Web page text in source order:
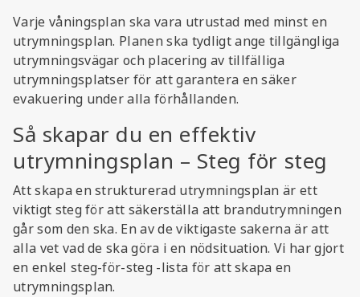
Varje våningsplan ska vara utrustad med minst en
utrymningsplan. Planen ska tydligt ange tillgängliga
utrymningsvägar och placering av tillfälliga
utrymningsplatser för att garantera en säker
evakuering under alla förhållanden.
Så skapar du en effektiv
utrymningsplan – Steg för steg
Att skapa en strukturerad utrymningsplan är ett
viktigt steg för att säkerställa att brandutrymningen
går som den ska. En av de viktigaste sakerna är att
alla vet vad de ska göra i en nödsituation. Vi har gjort
en enkel steg-för-steg -lista för att skapa en
utrymningsplan.